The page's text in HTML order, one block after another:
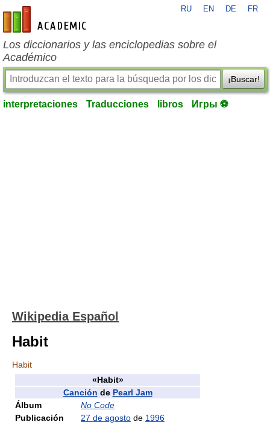
es-academic.com
RU EN DE FR
Los diccionarios y las enciclopedias sobre el
Académico
¡Buscar!
interpretaciones Traducciones libros Игры ⚽
Wikipedia Español
Habit
Habit
«Habit»
Canción de Pearl Jam
Álbum
No Code
Publicación
27 de agosto de 1996